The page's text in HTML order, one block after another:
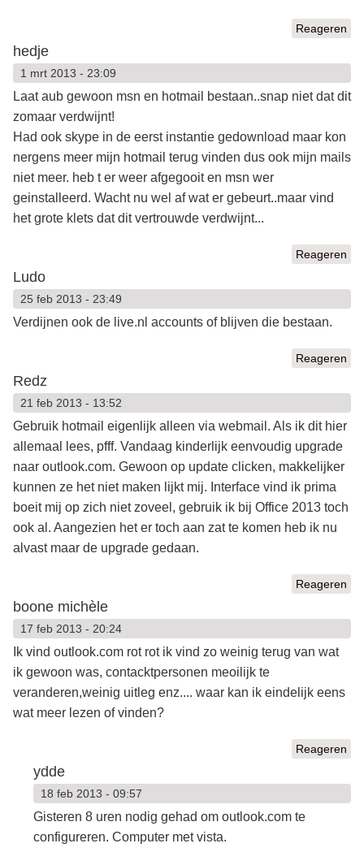
Reageren
hedje
1 mrt 2013 - 23:09
Laat aub gewoon msn en hotmail bestaan..snap niet dat dit
zomaar verdwijnt!
Had ook skype in de eerst instantie gedownload maar kon
nergens meer mijn hotmail terug vinden dus ook mijn mails
niet meer. heb t er weer afgegooit en msn wer
geinstalleerd. Wacht nu wel af wat er gebeurt..maar vind
het grote klets dat dit vertrouwde verdwijnt...
Reageren
Ludo
25 feb 2013 - 23:49
Verdijnen ook de live.nl accounts of blijven die bestaan.
Reageren
Redz
21 feb 2013 - 13:52
Gebruik hotmail eigenlijk alleen via webmail. Als ik dit hier
allemaal lees, pfff. Vandaag kinderlijk eenvoudig upgrade
naar outlook.com. Gewoon op update clicken, makkelijker
kunnen ze het niet maken lijkt mij. Interface vind ik prima
boeit mij op zich niet zoveel, gebruik ik bij Office 2013 toch
ook al. Aangezien het er toch aan zat te komen heb ik nu
alvast maar de upgrade gedaan.
Reageren
boone michèle
17 feb 2013 - 20:24
Ik vind outlook.com rot rot ik vind zo weinig terug van wat
ik gewoon was, contacktpersonen meoilijk te
veranderen,weinig uitleg enz.... waar kan ik eindelijk eens
wat meer lezen of vinden?
Reageren
ydde
18 feb 2013 - 09:57
Gisteren 8 uren nodig gehad om outlook.com te
configureren. Computer met vista.